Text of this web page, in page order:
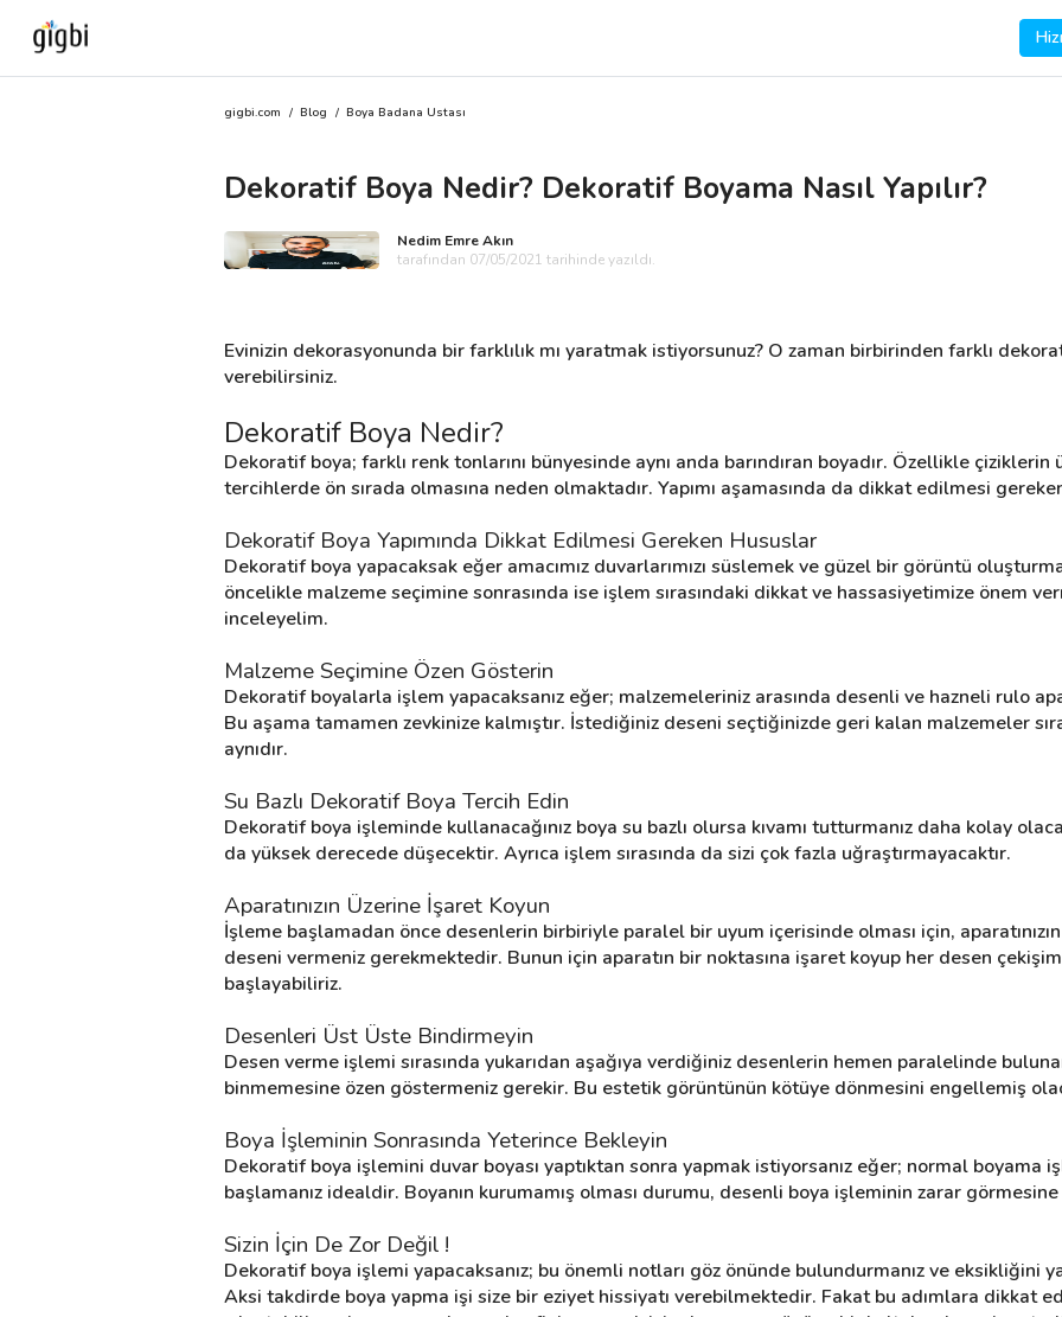
gigbi.com / Blog / Boya Badana Ustası
Dekoratif Boya Nedir? Dekoratif Boyama Nasıl Yapılır?
Nedim Emre Akın
tarafından 07/05/2021 tarihinde yazıldı.
Evinizin dekorasyonunda bir farklılık mı yaratmak istiyorsunuz? O zaman birbirinden farklı
verebilirsiniz.
Dekoratif Boya Nedir?
Dekoratif boya; farklı renk tonlarını bünyesinde aynı anda barındıran boyadır. Özellikle çiziklerin
tercihlerde ön sırada olmasına neden olmaktadır. Yapımı aşamasında da dikkat edilmesi
Dekoratif Boya Yapımında Dikkat Edilmesi Gereken Hususlar
Dekoratif boya yapacaksak eğer amacımız duvarlarımızı süslemek ve güzel bir görüntü
öncelikle malzeme seçimine sonrasında ise işlem sırasındaki dikkat ve hassasiyetimize önem
inceleyelim.
Malzeme Seçimine Özen Gösterin
Dekoratif boyalarla işlem yapacaksanız eğer; malzemeleriniz arasında desenli ve hazneli rulo
Bu aşama tamamen zevkinize kalmıştır. İstediğiniz deseni seçtiğinizde geri kalan malzemeler
aynıdır.
Su Bazlı Dekoratif Boya Tercih Edin
Dekoratif boya işleminde kullanacağınız boya su bazlı olursa kıvamı tutturmanız daha kolay
da yüksek derecede düşecektir. Ayrıca işlem sırasında da sizi çok fazla uğraştırmayacaktır.
Aparatınızın Üzerine İşaret Koyun
İşleme başlamadan önce desenlerin birbiriyle paralel bir uyum içerisinde olması için, aparatınızın
deseni vermeniz gerekmektedir. Bunun için aparatın bir noktasına işaret koyup her desen
başlayabiliriz.
Desenleri Üst Üste Bindirmeyin
Desen verme işlemi sırasında yukarıdan aşağıya verdiğiniz desenlerin hemen paralelinde
binmemesine özen göstermeniz gerekir. Bu estetik görüntünün kötüye dönmesini engellemiş
Boya İşleminin Sonrasında Yeterince Bekleyin
Dekoratif boya işlemini duvar boyası yaptıktan sonra yapmak istiyorsanız eğer; normal boyama
başlamanız idealdir. Boyanın kurumamış olması durumu, desenli boya işleminin zarar
Sizin İçin De Zor Değil !
Dekoratif boya işlemi yapacaksanız; bu önemli notları göz önünde bulundurmanız ve eksikliğini
Aksi takdirde boya yapma işi size bir eziyet hissiyatı verebilmektedir. Fakat bu adımlara dikkat